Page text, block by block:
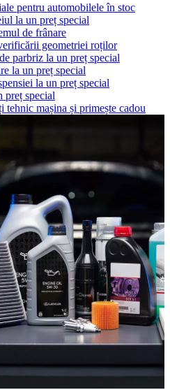
pentru automobilele în stoc
la un preț special
de frânare
geometriei roților
parbriz la un preț special
la un preț special
la un preț special
preț special
tehnic mașina și primește cadou